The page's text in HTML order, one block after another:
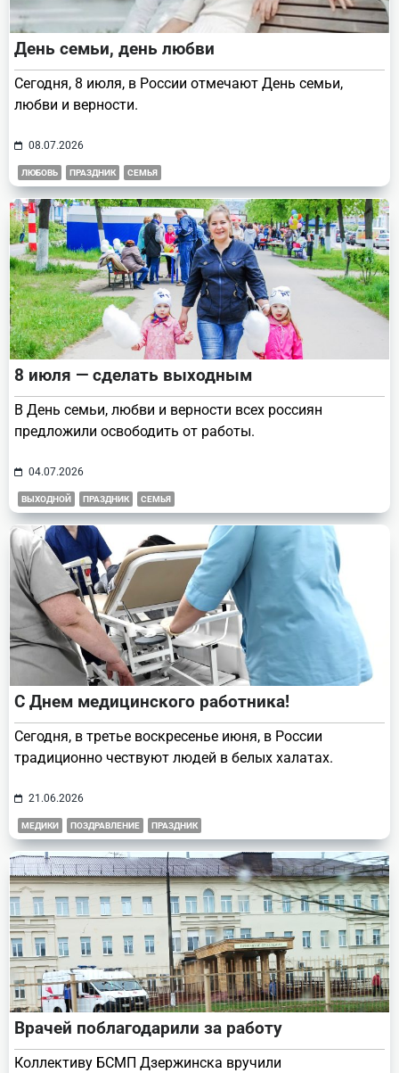
День семьи, день любви
Сегодня, 8 июля, в России отмечают День семьи,
любви и верности.
08.07.2026
ЛЮБОВЬ ПРАЗДНИК СЕМЬЯ
8 июля — сделать выходным
В День семьи, любви и верности всех россиян
предложили освободить от работы.
04.07.2026
ВЫХОДНОЙ ПРАЗДНИК СЕМЬЯ
С Днем медицинского работника!
Сегодня, в третье воскресенье июня, в России
традиционно чествуют людей в белых халатах.
21.06.2026
МЕДИКИ ПОЗДРАВЛЕНИЕ ПРАЗДНИК
Врачей поблагодарили за работу
Коллективу БСМП Дзержинска вручили